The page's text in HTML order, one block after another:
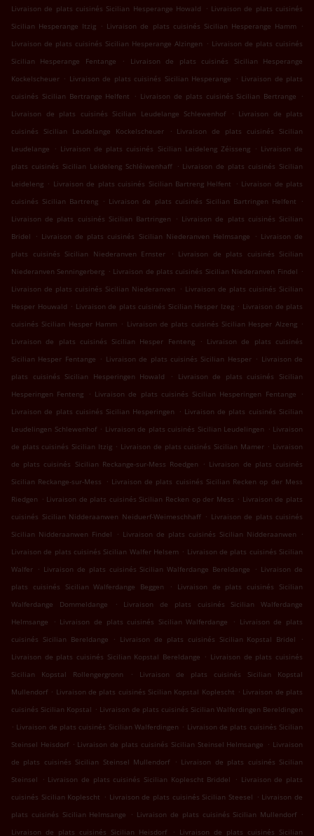
Livraison de plats cuisinés Sicilian Hesperange Howald
. Livraison de plats cuisinés
Sicilian Hesperange Itzig . Livraison de plats cuisinés Sicilian Hesperange Hamm
.
Livraison de plats cuisinés Sicilian Hesperange Alzingen . Livraison de plats cuisinés
Sicilian Hesperange Fentange
.
Livraison de plats cuisinés Sicilian Hesperange
Kockelscheuer . Livraison de plats cuisinés Sicilian Hesperange . Livraison de plats
cuisinés Sicilian Bertrange Helfent
. Livraison de plats cuisinés Sicilian Bertrange
.
Livraison de plats cuisinés Sicilian Leudelange Schlewenhof
. Livraison de plats
cuisinés Sicilian Leudelange Kockelscheuer
. Livraison de plats cuisinés Sicilian
Leudelange
. Livraison de plats cuisinés Sicilian Leideleng Zéisseng . Livraison de
plats cuisinés Sicilian Leideleng Schléiwenhaff . Livraison de plats cuisinés Sicilian
Leideleng . Livraison de plats cuisinés Sicilian Bartreng Helfent . Livraison de plats
cuisinés Sicilian Bartreng . Livraison de plats cuisinés Sicilian Bartringen Helfent
.
Livraison de plats cuisinés Sicilian Bartringen
. Livraison de plats cuisinés Sicilian
Bridel
. Livraison de plats cuisinés Sicilian Niederanven Helmsange . Livraison de
plats cuisinés Sicilian Niederanven Ernster
. Livraison de plats cuisinés Sicilian
Niederanven Senningerberg . Livraison de plats cuisinés Sicilian Niederanven Findel .
Livraison de plats cuisinés Sicilian Niederanven
. Livraison de plats cuisinés Sicilian
Hesper Houwald . Livraison de plats cuisinés Sicilian Hesper Izeg . Livraison de plats
cuisinés Sicilian Hesper Hamm . Livraison de plats cuisinés Sicilian Hesper Alzeng .
Livraison de plats cuisinés Sicilian Hesper Fenteng
. Livraison de plats cuisinés
Sicilian Hesper Fentange . Livraison de plats cuisinés Sicilian Hesper . Livraison de
plats cuisinés Sicilian Hesperingen Howald
.
Livraison de plats cuisinés Sicilian
Hesperingen Fenteng
. Livraison de plats cuisinés Sicilian Hesperingen Fentange
.
Livraison de plats cuisinés Sicilian Hesperingen
. Livraison de plats cuisinés Sicilian
Leudelingen Schlewenhof . Livraison de plats cuisinés Sicilian Leudelingen . Livraison
de plats cuisinés Sicilian Itzig . Livraison de plats cuisinés Sicilian Mamer . Livraison
de plats cuisinés Sicilian Reckange-sur-Mess Roedgen
. Livraison de plats cuisinés
Sicilian Reckange-sur-Mess
. Livraison de plats cuisinés Sicilian Recken op der Mess
Riedgen . Livraison de plats cuisinés Sicilian Recken op der Mess . Livraison de plats
cuisinés Sicilian Nidderaanwen Neiduerf-Weimeschhaff . Livraison de plats cuisinés
Sicilian Nidderaanwen Findel
. Livraison de plats cuisinés Sicilian Nidderaanwen
.
Livraison de plats cuisinés Sicilian Walfer Helsem . Livraison de plats cuisinés Sicilian
Walfer . Livraison de plats cuisinés Sicilian Walferdange Bereldange . Livraison de
plats cuisinés Sicilian Walferdange Beggen
.
Livraison de plats cuisinés Sicilian
Walferdange Dommeldange
.
Livraison de plats cuisinés Sicilian Walferdange
Helmsange
. Livraison de plats cuisinés Sicilian Walferdange . Livraison de plats
cuisinés Sicilian Bereldange
. Livraison de plats cuisinés Sicilian Kopstal Bridel
.
Livraison de plats cuisinés Sicilian Kopstal Bereldange . Livraison de plats cuisinés
Sicilian Kopstal Rollengergronn
.
Livraison de plats cuisinés Sicilian Kopstal
Mullendorf . Livraison de plats cuisinés Sicilian Kopstal Koplescht . Livraison de plats
cuisinés Sicilian Kopstal . Livraison de plats cuisinés Sicilian Walferdingen Bereldingen
. Livraison de plats cuisinés Sicilian Walferdingen . Livraison de plats cuisinés Sicilian
Steinsel Heisdorf . Livraison de plats cuisinés Sicilian Steinsel Helmsange . Livraison
de plats cuisinés Sicilian Steinsel Mullendorf
. Livraison de plats cuisinés Sicilian
Steinsel
. Livraison de plats cuisinés Sicilian Koplescht Briddel . Livraison de plats
cuisinés Sicilian Koplescht . Livraison de plats cuisinés Sicilian Steesel . Livraison de
plats cuisinés Sicilian Helmsange
. Livraison de plats cuisinés Sicilian Mullendorf .
Livraison de plats cuisinés Sicilian Heisdorf
. Livraison de plats cuisinés Sicilian